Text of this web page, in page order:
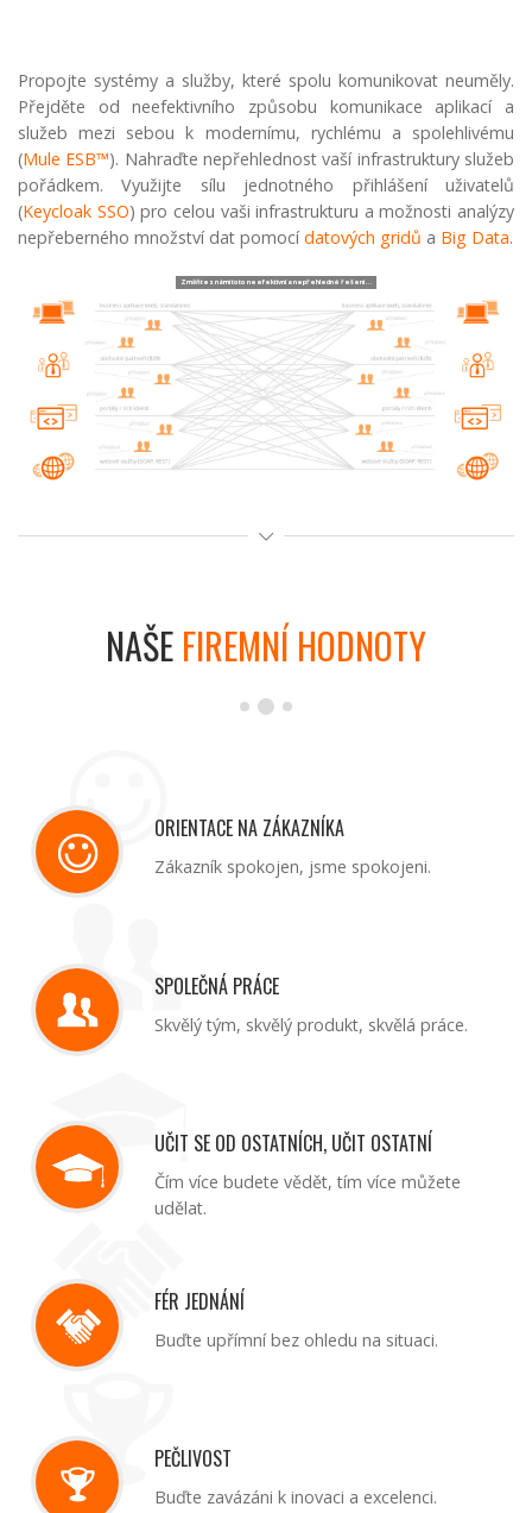
Propojte systémy a služby, které spolu komunikovat neuměly.
Přejděte od neefektivního způsobu komunikace aplikací a
služeb mezi sebou k modernímu, rychlému a spolehlivému
(Mule ESB™). Nahraďte nepřehlednost vaší infrastruktury služeb
pořádkem. Využijte sílu jednotného přihlášení uživatelů
(Keycloak SSO) pro celou vaši infrastrukturu a možnosti analýzy
nepřeberného množství dat pomocídatových gridů a Big Data.
Změňte s námi toto neefektivní a nepřehledné řešení ...
NAŠE FIREMNÍ HODNOTY
ORIENTACE NA ZÁKAZNÍKA
Zákazník spokojen, jsme spokojeni.
SPOLEČNÁ PRÁCE
Skvělý tým, skvělý produkt, skvělá práce.
UČIT SE OD OSTATNÍCH, UČIT OSTATNÍ
Čím více budete vědět, tím více můžete
udělat.
FÉR JEDNÁNÍ
Buďte upřímní bez ohledu na situaci.
PEČLIVOST
Buďte zavázáni k inovaci a excelenci.